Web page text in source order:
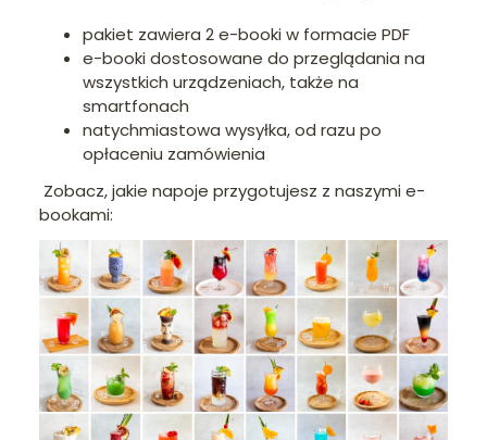
pakiet zawiera 2 e-booki w formacie PDF
e-booki dostosowane do przeglądania na
wszystkich urządzeniach, także na
smartfonach
natychmiastowa wysyłka, od razu po
opłaceniu zamówienia
Zobacz, jakie napoje przygotujesz z naszymi e-
bookami: